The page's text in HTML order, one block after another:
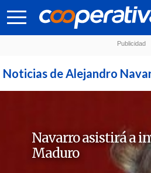
Noticias de Alejandro
Navarro asistirá a
Maduro